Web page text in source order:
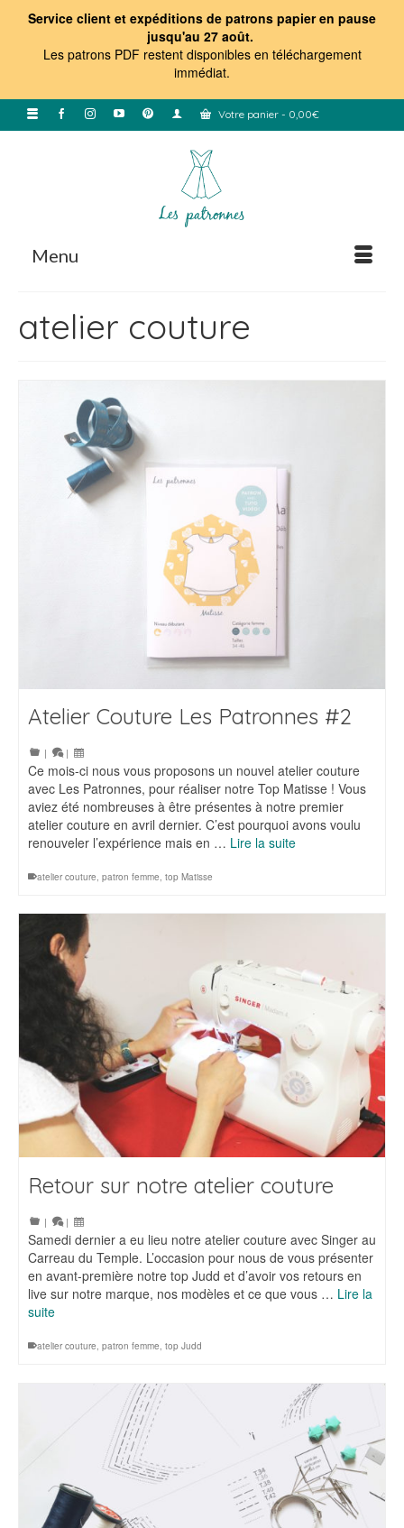
Service client et expéditions de patrons papier en pause
jusqu'au 27 août.
Les patrons PDF restent disponibles en téléchargement
immédiat.
Votre panier - 0,00€
Menu
atelier couture
Atelier Couture Les Patronnes #2
| |
Ce mois-ci nous vous proposons un nouvel atelier couture
avec Les Patronnes, pour réaliser notre Top Matisse ! Vous
aviez été nombreuses à être présentes à notre premier
atelier couture en avril dernier. C’est pourquoi avons voulu
renouveler l’expérience mais en … Lire la suite
atelier couture patron femme top Matisse
Retour sur notre atelier couture
| |
Samedi dernier a eu lieu notre atelier couture avec Singer au
Carreau du Temple. L’occasion pour nous de vous présenter
en avant-première notre top Judd et d’avoir vos retours en
live sur notre marque, nos modèles et ce que vous … Lire la
suite
atelier couture, patron femme, top Judd